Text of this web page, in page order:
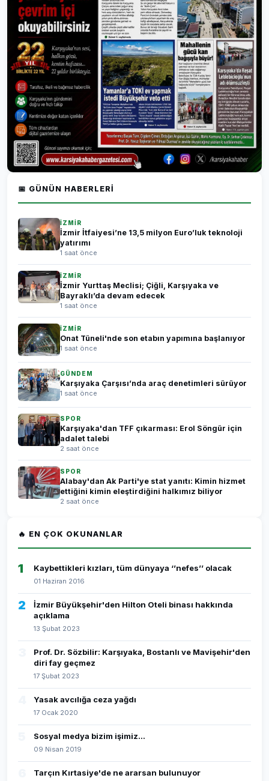
📅 GÜNÜN HABERLERI
İZMİR
İzmir İtfaiyesi’ne 13,5 milyon Euro’luk teknoloji
yatırımı
1 saat önce
İZMİR
İzmir Yurttaş Meclisi; Çiğli, Karşıyaka ve
Bayraklı’da devam edecek
1 saat önce
İZMİR
Onat Tüneli'nde son etabın yapımına başlanıyor
1 saat önce
GÜNDEM
Karşıyaka Çarşısı’nda araç denetimleri sürüyor
1 saat önce
SPOR
Karşıyaka'dan TFF çıkarması: Erol Söngür için
adalet talebi
2 saat önce
SPOR
Alabay'dan Ak Parti'ye stat yanıtı: Kimin hizmet
ettiğini kimin eleştirdiğini halkımız biliyor
2 saat önce
🔥 EN ÇOK OKUNANLAR
1 Kaybettikleri kızları, tüm dünyaya ‘’nefes’’ olacak
01 Haziran 2016
2
İzmir Büyükşehir'den Hilton Oteli binası hakkında
açıklama
13 Şubat 2023
Prof. Dr. Sözbilir: Karşıyaka, Bostanlı ve Mavişehir'den
diri fay geçmez
17 Şubat 2023
Yasak avcılığa ceza yağdı
17 Ocak 2020
Sosyal medya bizim işimiz...
09 Nisan 2019
Tarçın Kırtasiye'de ne ararsan bulunuyor